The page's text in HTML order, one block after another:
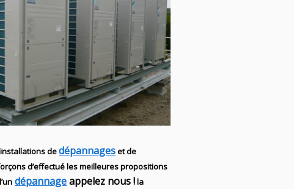
dedépannageset de
d’effectué les meilleures propositions
dépannageappelez nous !la